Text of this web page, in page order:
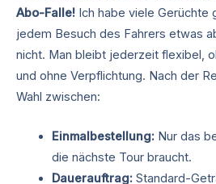
Abo-Falle! Ich habe viele Gerüchte
jedem Besuch des Fahrers etwas
nicht. Man bleibt jederzeit flexibel,
und ohne Verpflichtung. Nach der
Wahl zwischen:
Einmalbestellung:Nur das
die nächste Tour braucht.
Dauerauftrag:Standard-